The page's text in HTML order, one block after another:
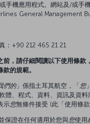
手機應用程式。網站及/或手
General Management
：+90 212 465 21 21
前，請仔細閱讀以下使用條款
款的規範。
們的」係指土耳其航空，「您
體、程式、資料、資訊及資料
示您無條件接受 (此「使用條
保證在任何適用於您與您使用